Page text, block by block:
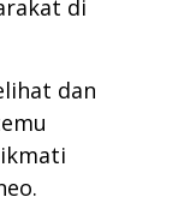
di
dan